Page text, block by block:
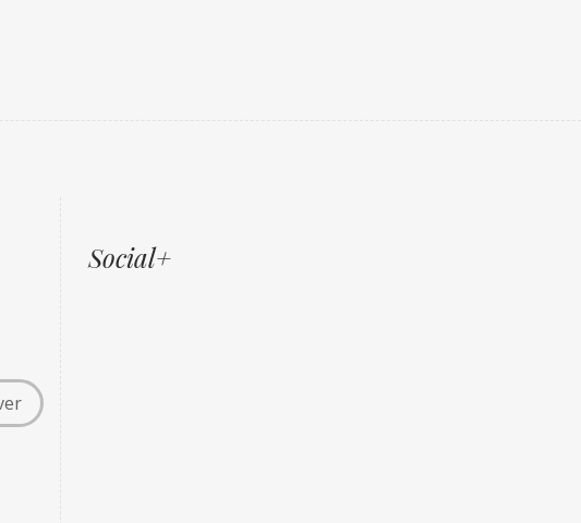
Social+